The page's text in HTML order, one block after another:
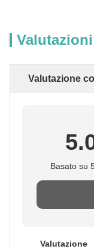
Valutazione
Basato su
Valutazione